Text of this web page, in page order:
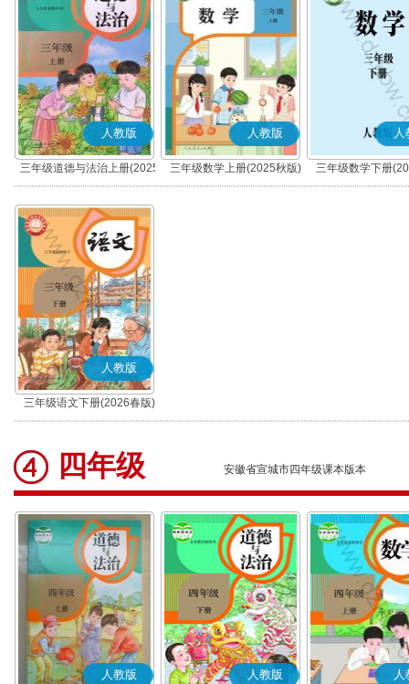
人教版
三年级道德与法治上册(2025
秋版)(部编版)
人教版
三年级数学上册(2025秋版)
人
三年级数学下册
人教版
三年级语文下册(2026春版)
(部编版)
四年级 安徽省宣城市四年级课本版本
人教版 人教版 人